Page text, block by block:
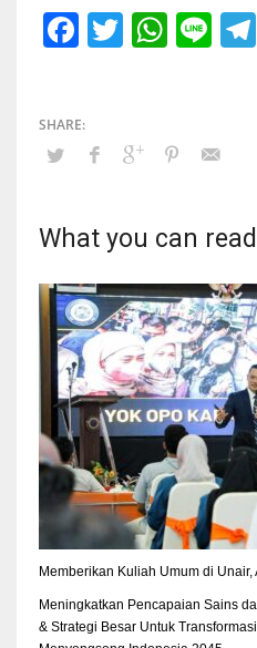
Facebook
Twitter
What you can
Memberikan Kuliah Umum di Unair,
Meningkatkan Pencapaian Sains
& Strategi Besar Untuk